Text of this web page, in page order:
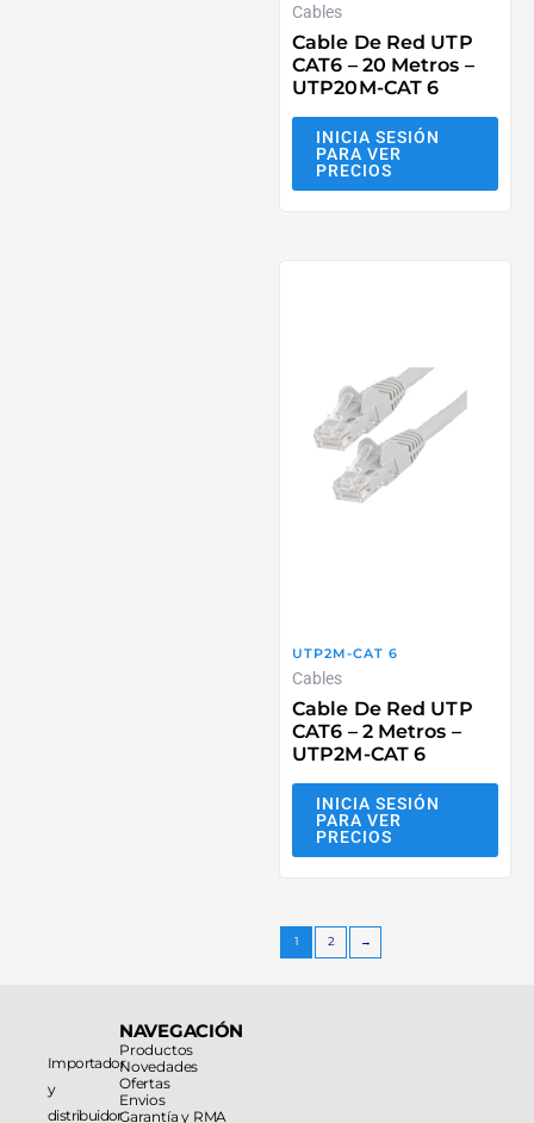
Cables
Cable De Red UTP
CAT6 – 20 Metros –
UTP20M-CAT 6
INICIA SESIÓN
PARA VER
PRECIOS
UTP2M-CAT 6
Cables
Cable De Red UTP
CAT6 – 2 Metros –
UTP2M-CAT 6
INICIA SESIÓN
PARA VER
PRECIOS
1 2 →
Importador
y
distribuidor
NAVEGACIÓN
Productos
Novedades
Ofertas
Envios
Garantía y RMA